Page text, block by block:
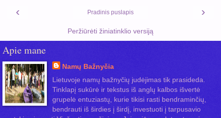
‹ ›
Pradinis puslapis
Peržiūrėti žiniatinklio versiją
Apie mane
Namų Bažnyčia
Lietuvoje namų bažnyčių judėjimas tik prasideda.
Tinklapį sukūrė ir tekstus iš anglų kalbos išvertė
grupelė entuziastų, kurie tikisi rasti bendraminčių,
bendrauti iš širdies į širdį, investuoti į tarpusavio